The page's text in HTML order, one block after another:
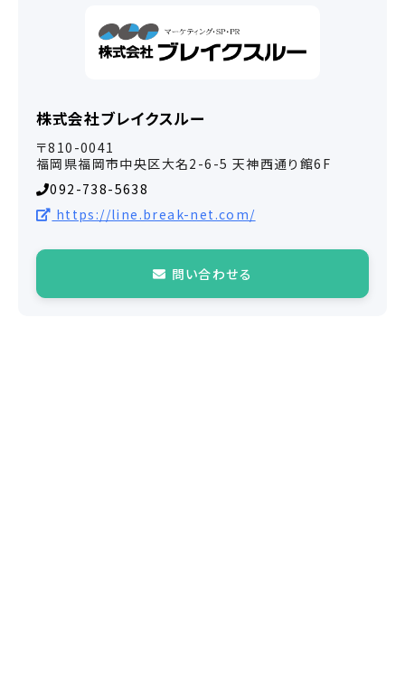
株式会社ブレイクスルー
〒810-0041
福岡県福岡市中央区大名2-6-5 天神西通り館6F
092-738-5638
https://line.break-net.com/
問い合わせる